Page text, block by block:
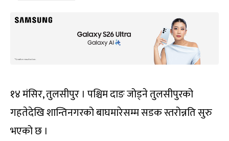
१४ मंसिर, तुलसीपुर । पश्चिम दाङ जोड्ने तुलसीपुरको
गहतेदेखि शान्तिनगरको बाघमारेसम्म सडक स्तरोन्नति सुरु
भएको छ ।